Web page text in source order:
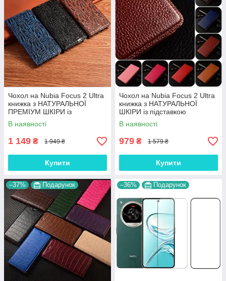
Чохол на Nubia Focus 2 Ultra
книжка з НАТУРАЛЬНОЇ
ПРЕМІУМ ШКІРИ із
підставкою протиударний
магнітний "DRAGON"
В наявності
1 149 ₴ 1 949 ₴
Купити
Чохол на Nubia Focus 2 Ultra
книжка з НАТУРАЛЬНОЇ
ШКІРИ із підставкою
візитницею протиударний
магнітний "BULL"
В наявності
979 ₴ 1 579 ₴
Купити
–37% Подарунок –36% Подарунок